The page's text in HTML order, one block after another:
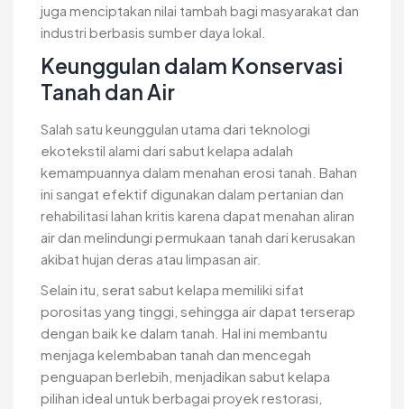
juga menciptakan nilai tambah bagi masyarakat dan
industri berbasis sumber daya lokal.
Keunggulan dalam Konservasi
Tanah dan Air
Salah satu keunggulan utama dari teknologi
ekotekstil alami dari sabut kelapa adalah
kemampuannya dalam menahan erosi tanah. Bahan
ini sangat efektif digunakan dalam pertanian dan
rehabilitasi lahan kritis karena dapat menahan aliran
air dan melindungi permukaan tanah dari kerusakan
akibat hujan deras atau limpasan air.
Selain itu, serat sabut kelapa memiliki sifat
porositas yang tinggi, sehingga air dapat terserap
dengan baik ke dalam tanah. Hal ini membantu
menjaga kelembaban tanah dan mencegah
penguapan berlebih, menjadikan sabut kelapa
pilihan ideal untuk berbagai proyek restorasi,